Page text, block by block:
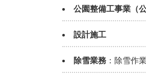
公園整備工事業（
設計施工
除雪業務 ：除雪作